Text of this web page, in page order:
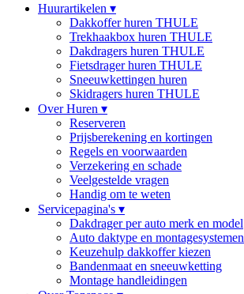
Huurartikelen ▾
Dakkoffer huren THULE
Trekhaakbox huren THULE
Dakdragers huren THULE
Fietsdrager huren THULE
Sneeuwkettingen huren
Skidragers huren THULE
Over Huren ▾
Reserveren
Prijsberekening en kortingen
Regels en voorwaarden
Verzekering en schade
Veelgestelde vragen
Handig om te weten
Servicepagina's ▾
Dakdrager per auto merk en model
Auto daktype en montagesystemen
Keuzehulp dakkoffer kiezen
Bandenmaat en sneeuwketting
Montage handleidingen